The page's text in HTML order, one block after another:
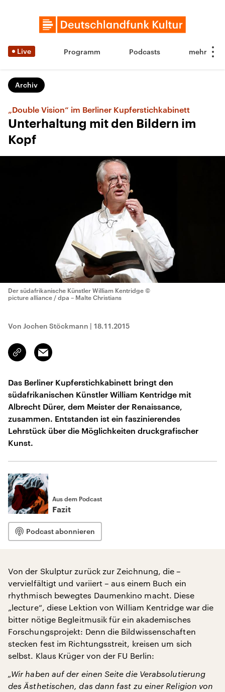
Live Programm Podcasts
Archiv
„Double Vision“ im Berliner Kupferstichkabinett
Unterhaltung mit den Bildern im
Kopf
Der südafrikanische Künstler William Kentridge ©
picture alliance / dpa – Malte Christians
Von Jochen Stöckmann | 18.11.2015
Link
kopieren/teilen
Email
Das Berliner Kupferstichkabinett bringt den
südafrikanischen Künstler William Kentridge mit
Albrecht Dürer, dem Meister der Renaissance,
zusammen. Entstanden ist ein faszinierendes
Lehrstück über die Möglichkeiten druckgrafischer
Kunst.
Aus dem Podcast
Fazit
Podcast abonnieren
Von der Skulptur zurück zur Zeichnung, die –
vervielfältigt und variiert – aus einem Buch ein
rhythmisch bewegtes Daumenkino macht. Diese
„lecture“, diese Lektion von William Kentridge war die
bitter nötige Begleitmusik für ein akademisches
Forschungsprojekt: Denn die Bildwissenschaften
stecken fest im Richtungsstreit, kreisen um sich
selbst. Klaus Krüger von der FU Berlin:
„Wir haben auf der einen Seite die Verabsolutierung
des Ästhetischen, das dann fast zu einer Religion von